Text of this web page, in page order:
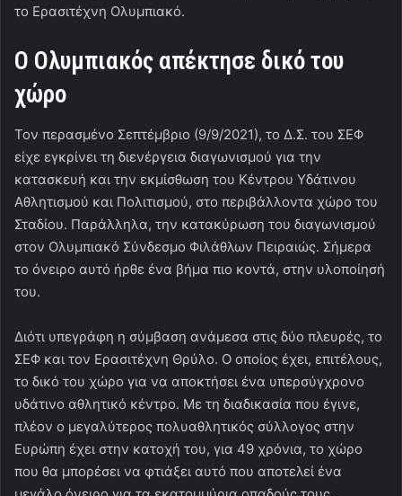
το Ερασιτέχνη Ολυμπιακό.
Ο Ολυμπιακός απέκτησε δικό του
χώρο
Τον περασμένο Σεπτέμβριο (9/9/2021), το Δ.Σ. του ΣΕΦ
είχε εγκρίνει τη διενέργεια διαγωνισμού για την
κατασκευή και την εκμίσθωση του Κέντρου Υδάτινου
Αθλητισμού και Πολιτισμού, στο περιβάλλοντα χώρο του
Σταδίου. Παράλληλα, την κατακύρωση του διαγωνισμού
στον Ολυμπιακό Σύνδεσμο Φιλάθλων Πειραιώς. Σήμερα
το όνειρο αυτό ήρθε ένα βήμα πιο κοντά, στην υλοποίησή
του.
Διότι υπεγράφη η σύμβαση ανάμεσα στις δύο πλευρές, το
ΣΕΦ και τον Ερασιτέχνη Θρύλο. Ο οποίος έχει, επιτέλους,
το δικό του χώρο για να αποκτήσει ένα υπερσύγχρονο
υδάτινο αθλητικό κέντρο. Με τη διαδικασία που έγινε,
πλέον ο μεγαλύτερος πολυαθλητικός σύλλογος στην
Ευρώπη έχει στην κατοχή του, για 49 χρόνια, το χώρο
που θα μπορέσει να φτιάξει αυτό που αποτελεί ένα